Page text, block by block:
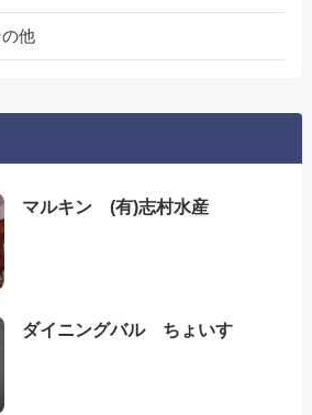
他
マルキン (有)志村水産
ダイニングバル ちょいす